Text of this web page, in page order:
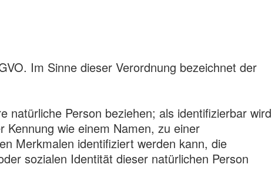
Im Sinne dieser Verordnung bezeichnet der
natürliche Person beziehen; als identifizierbar wird
wie einem Namen, zu einer
Merkmalen identifiziert werden kann, die
sozialen Identität dieser natürlichen Person